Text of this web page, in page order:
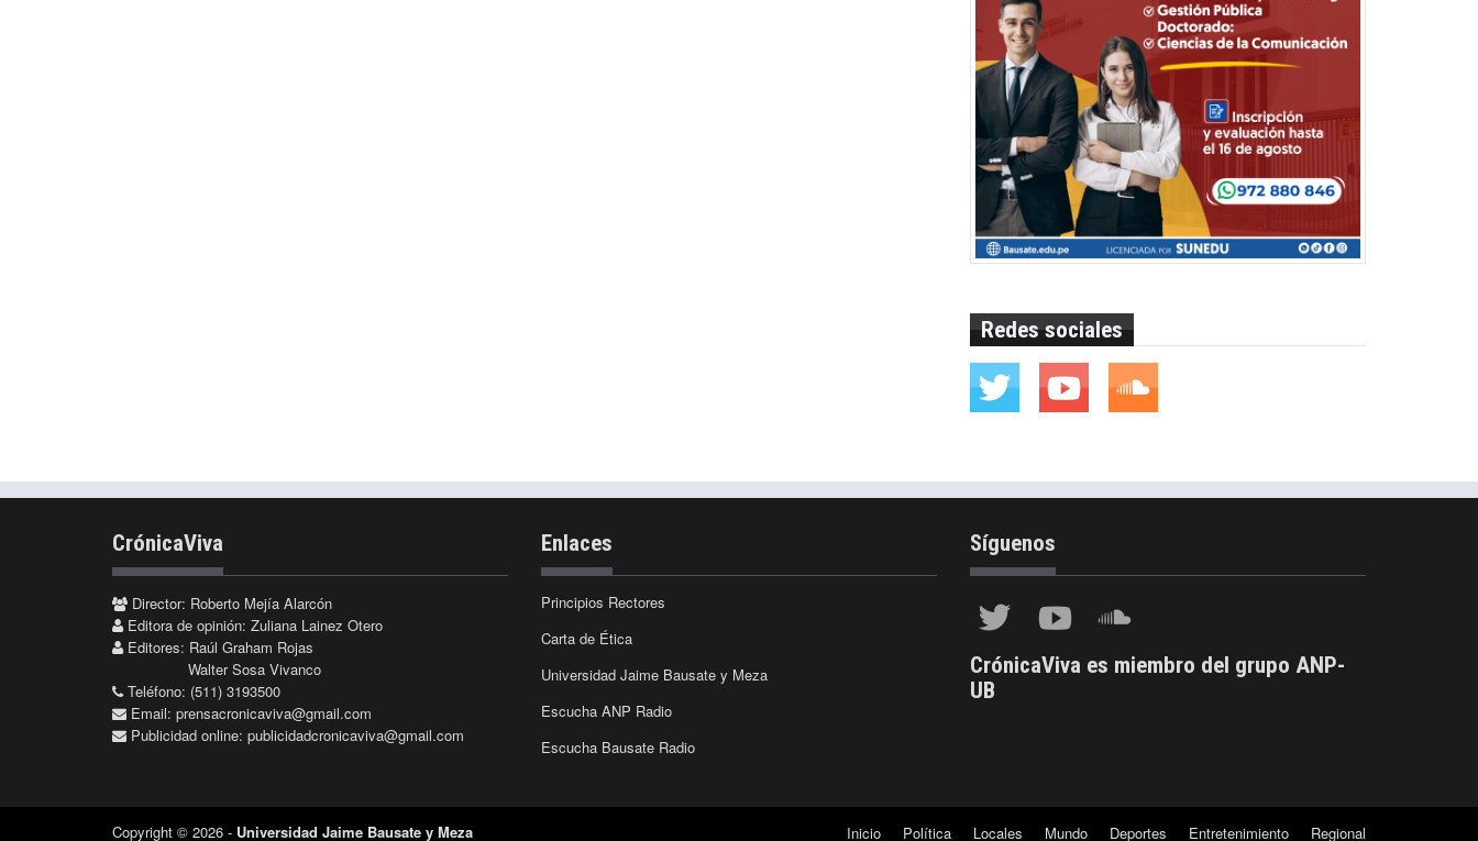
Redes sociales
CrónicaViva
Director: Roberto Mejía Alarcón
Editora de opinión: Zuliana Lainez Otero
Editores: Raúl Graham Rojas
Walter Sosa Vivanco
Teléfono: (511) 3193500
Email: prensacronicaviva@gmail.com
Publicidad online: publicidadcronicaviva@gmail.com
Enlaces
Principios Rectores
Carta de Ética
Universidad Jaime Bausate y Meza
Escucha ANP Radio
Escucha Bausate Radio
Síguenos
CrónicaViva es miembro del grupo ANP-
UB
Copyright © 2026 - Universidad Jaime Bausate y Meza Inicio Política Locales Mundo Deportes Entretenimiento Regional